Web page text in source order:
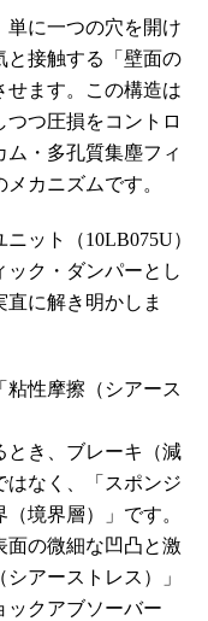
単に一つの穴を開け
と接触する「壁面の
せます。この構造は
つ圧損をコントロ
・多孔質集塵フィ
カニズムです。
ット（10LB075U）
ック・ダンパーとし
に解き明かしま
粘性摩擦（シアース
とき、ブレーキ（減
はなく、「スポンジ
境界層）」です。
面の微細な凹凸と激
アーストレス）」
ックアブソーバー